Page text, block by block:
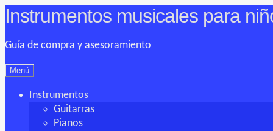
Ir
a
la
Ir
al
contenido
Instrumentos musicales para
Guía de compra y asesoramiento
Menú
Instrumentos
Guitarras
Pianos